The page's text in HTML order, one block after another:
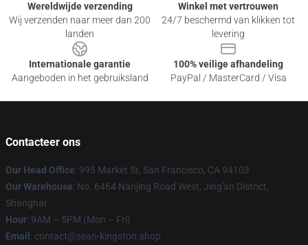
Wereldwijde verzending
Wij verzenden naar meer dan 200
landen
Winkel met vertrouwen
24/7 beschermd van klikken tot
levering
Internationale garantie
Aangeboden in het gebruiksland
100% veilige afhandeling
PayPal / MasterCard / Visa
Contacteer ons
Our Head Office: 995 Market St, San Francisco, CA 94103
Our Warehouse: No. 6464 Nanjing Road West, Jing'an District,
Shanghai
Hour: 9AM – 5PM (Mon – Fri)
Email : contact@sean-kingston.shop